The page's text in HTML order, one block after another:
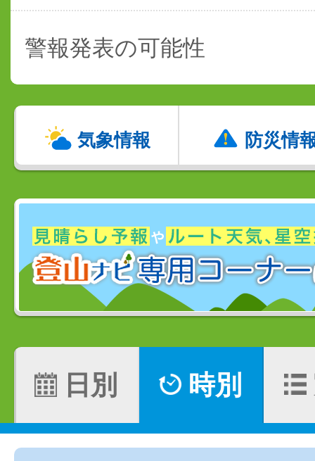
警報発表の可能性
気象情報 防災情
日別 時別